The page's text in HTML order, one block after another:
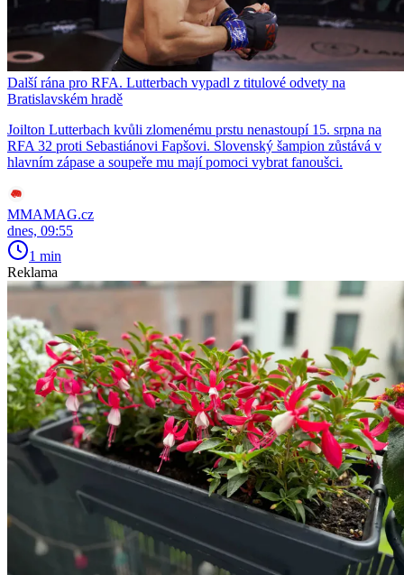
Další rána pro RFA. Lutterbach vypadl z titulové odvety na
Bratislavském hradě
Joilton Lutterbach kvůli zlomenému prstu nenastoupí 15. srpna na
RFA 32 proti Sebastiánovi Fapšovi. Slovenský šampion zůstává v
hlavním zápase a soupeře mu mají pomoci vybrat fanoušci.
MMAMAG.cz
dnes, 09:55
1 min
Reklama